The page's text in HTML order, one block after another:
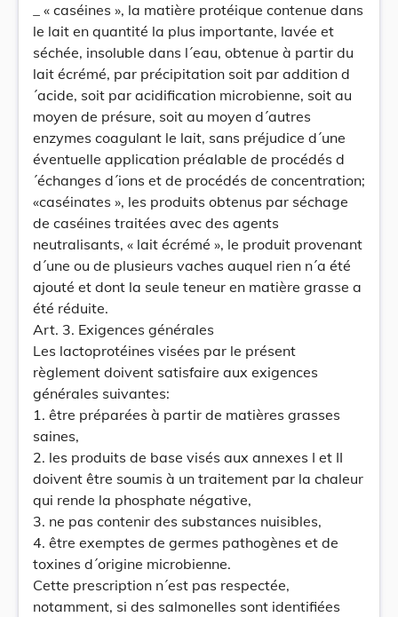
_ « caséines », la matière protéique contenue dans
le lait en quantité la plus importante, lavée et
séchée, insoluble dans l´eau, obtenue à partir du
lait écrémé, par précipitation soit par addition d
´acide, soit par acidification microbienne, soit au
moyen de présure, soit au moyen d´autres
enzymes coagulant le lait, sans préjudice d´une
éventuelle application préalable de procédés d
´échanges d´ions et de procédés de concentration;
«caséinates », les produits obtenus par séchage
de caséines traitées avec des agents
neutralisants, « lait écrémé », le produit provenant
d´une ou de plusieurs vaches auquel rien n´a été
ajouté et dont la seule teneur en matière grasse a
été réduite.
Art. 3. Exigences générales
Les lactoprotéines visées par le présent
règlement doivent satisfaire aux exigences
générales suivantes:
1. être préparées à partir de matières grasses
saines,
2. les produits de base visés aux annexes I et II
doivent être soumis à un traitement par la chaleur
qui rende la phosphate négative,
3. ne pas contenir des substances nuisibles,
4. être exemptes de germes pathogènes et de
toxines d´origine microbienne.
Cette prescription n´est pas respectée,
notamment, si des salmonelles sont identifiées